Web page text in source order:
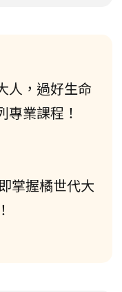
人，過好生命
專業課程！
掌握橘世代大